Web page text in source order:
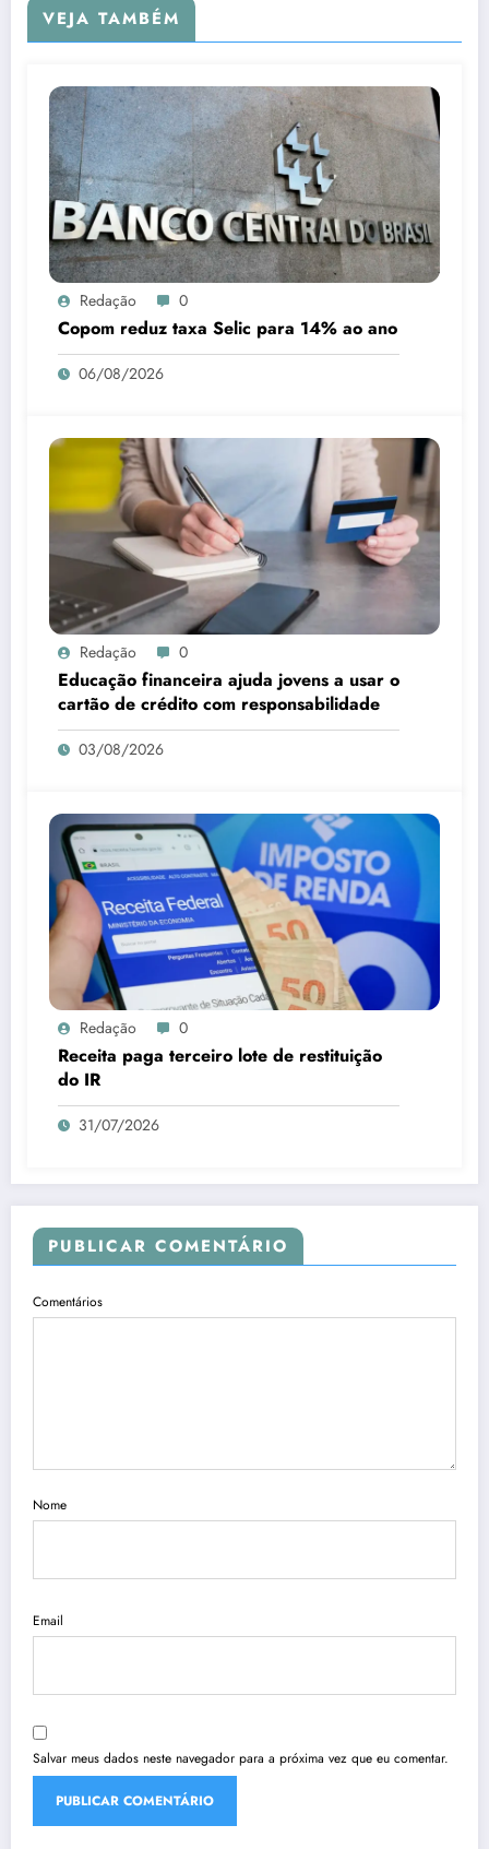
VEJA TAMBÉM
Redação 0
Copom reduz taxa Selic para 14% ao ano
06/08/2026
Redação 0
Educação financeira ajuda jovens a usar o
cartão de crédito com responsabilidade
03/08/2026
Redação 0
Receita paga terceiro lote de restituição
do IR
31/07/2026
PUBLICAR COMENTÁRIO
Comentários
Nome
Email
Salvar meus dados neste navegador para a próxima vez que eu comentar.